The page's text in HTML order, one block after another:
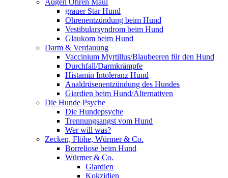
Augen Ohren Maul
grauer Star Hund
Ohrenentzündung beim Hund
Vestibularsyndrom beim Hund
Glaukom beim Hund
Darm & Verdauung
Vaccinium Myrtillus/Blaubeeren für den Hund
Durchfall/Darmkrämpfe
Histamin Intoleranz Hund
Analdrüsenentzündung des Hundes
Giardien beim Hund/Alternativen
Die Hunde Psyche
Die Hundepsyche
Trennungsangst vom Hund
Wer will was?
Zecken, Flöhe, Würmer & Co.
Borreliose beim Hund
Würmer & Co.
Giardien
Kokzidien